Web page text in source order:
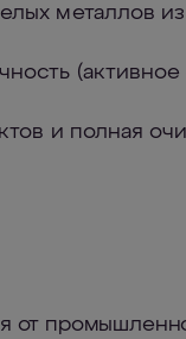
металлов
и полная
от